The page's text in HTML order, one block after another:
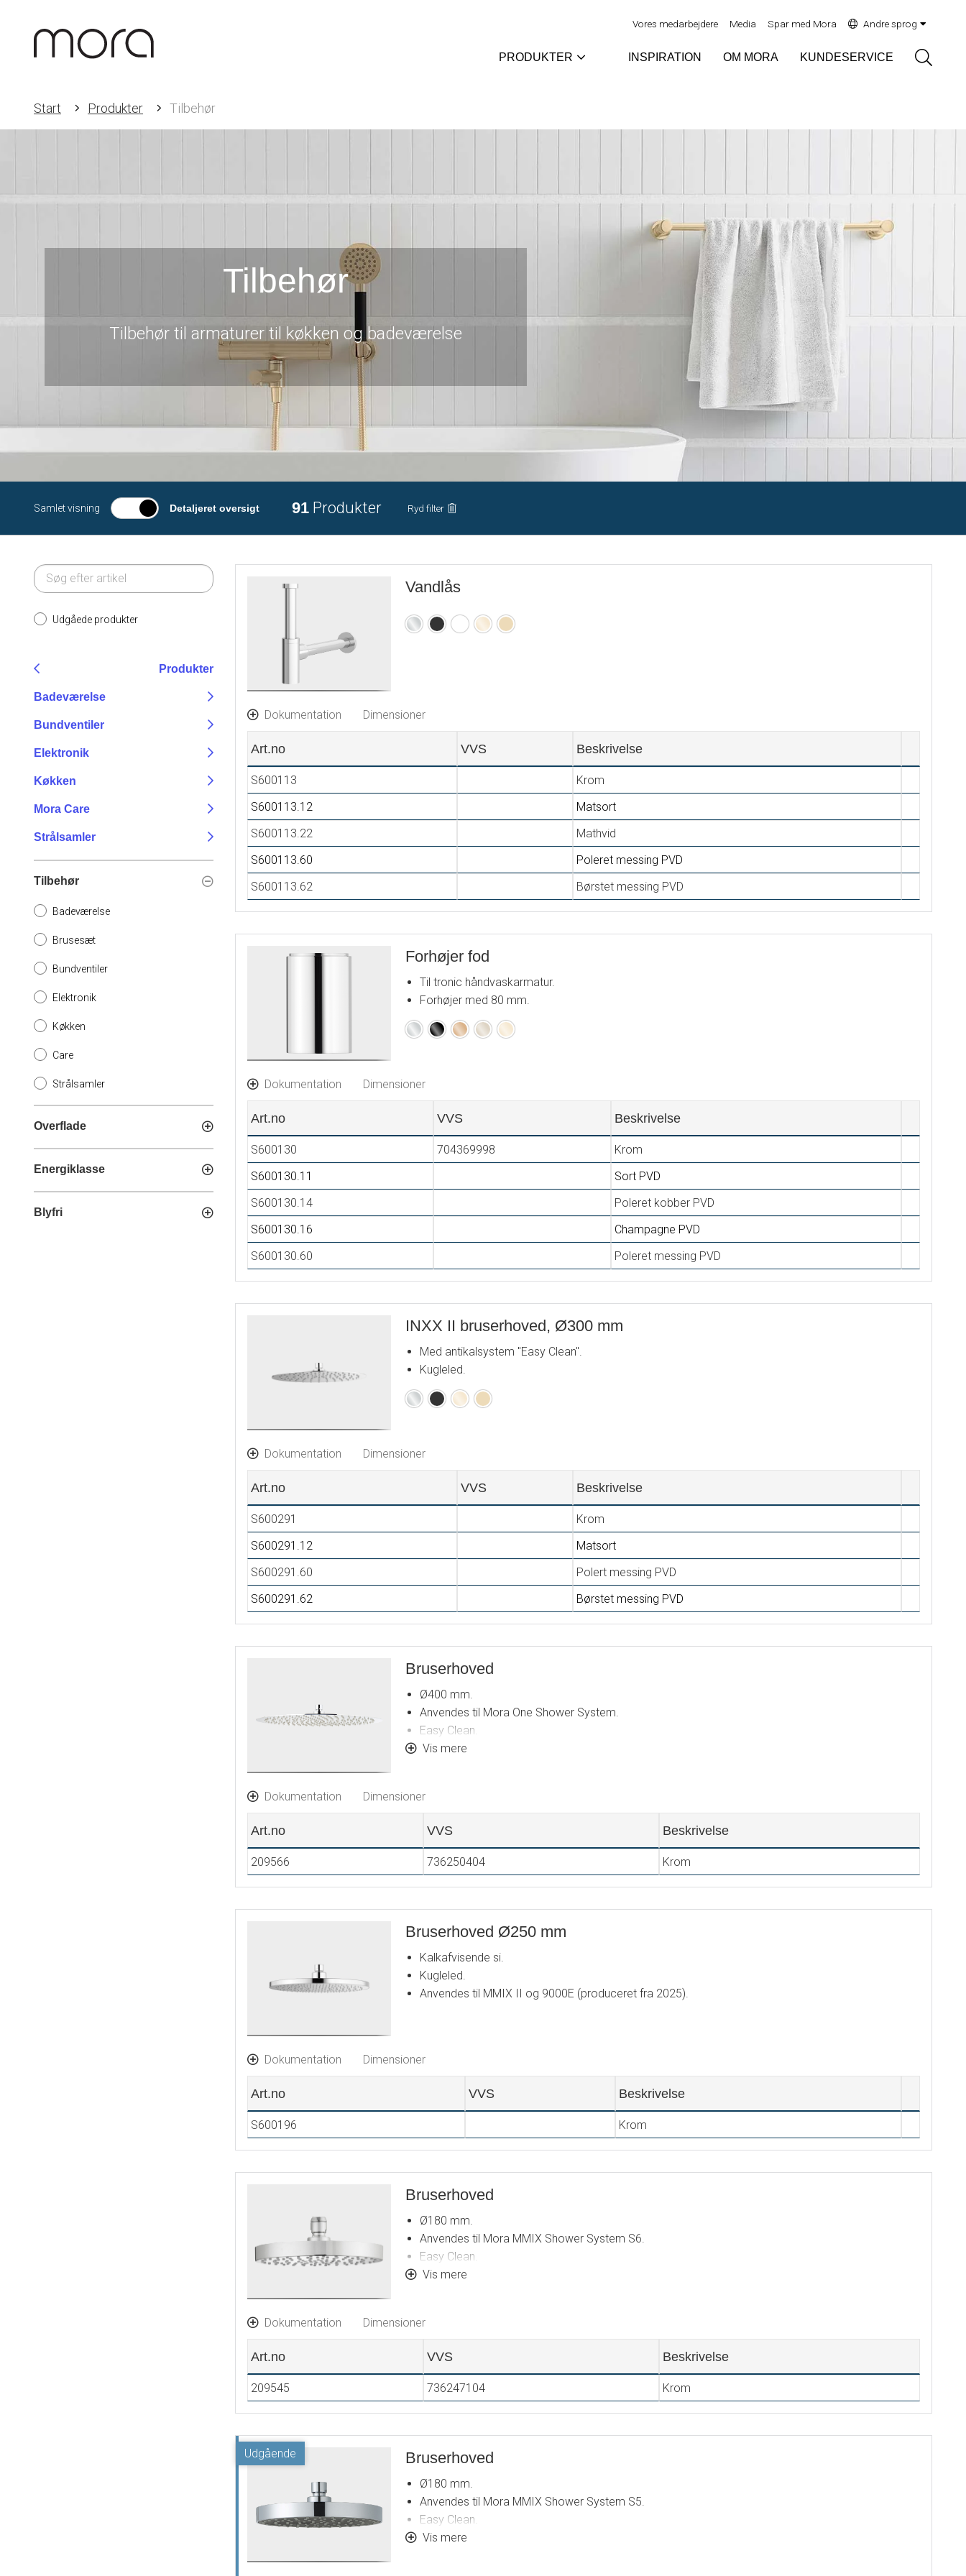
Vores medarbejdere Media Spar med Mora Andre sprog
PRODUKTER INSPIRATION OM MORA KUNDESERVICE
Start Produkter Tilbehør
Tilbehør
Tilbehør til armaturer til køkken og badeværelse
Samlet visning Detaljeret oversigt 91 Produkter Ryd filter
Udgåede produkter
Produkter
Badeværelse
Bundventiler
Elektronik
Køkken
Mora Care
Strålsamler
Tilbehør
Badeværelse
Brusesæt
Bundventiler
Elektronik
Køkken
Care
Strålsamler
Overflade
Energiklasse
Blyfri
Vandlås
KromMatsortMathvidPoleretBørstet
Dokumentation Dimensioner
Art.no VVS Beskrivelse
S600113
Krom
S600113.12
Matsort
S600113.22
Mathvid
S600113.60
Poleret messing PVD
S600113.62
Børstet messing PVD
Forhøjer fod
Til tronic håndvaskarmatur.
Forhøjer med 80 mm.
KromSort PoleretChampagne
Poleret
Dokumentation
Dimensioner
Art.no VVS Beskrivelse
S600130 704369998
Krom
S600130.11
Sort PVD
S600130.14
Poleret kobber PVD
S600130.16
Champagne PVD
S600130.60
Poleret messing PVD
INXX II bruserhoved, Ø300 mm
Med antikalsystem "Easy Clean".
Kugleled.
KromMatsortPoleretBørstet
Dokumentation
Dimensioner
Art.no VVS Beskrivelse
S600291
Krom
S600291.12
Matsort
S600291.60
Polert messing PVD
S600291.62
Børstet messing PVD
Bruserhoved
Ø400 mm.
Anvendes til Mora One Shower System.
Easy Clean.
Kugleled.
Vis mere
Dokumentation Dimensioner
Art.no VVS Beskrivelse
209566 736250404 Krom
Bruserhoved Ø250 mm
Kalkafvisende si.
Kugleled.
Anvendes til MMIX II og 9000E (produceret fra 2025).
Dokumentation Dimensioner
Art.no VVS Beskrivelse
S600196 Krom
Bruserhoved
Ø180 mm.
Anvendes til Mora MMIX Shower System S6.
Easy Clean.
Kugleled.
Vis mere
Dokumentation Dimensioner
Art.no VVS Beskrivelse
209545 736247104 Krom
Bruserhoved
Ø180 mm.
Anvendes til Mora MMIX Shower System S5.
Easy Clean.
Kugleled.
Vis mere